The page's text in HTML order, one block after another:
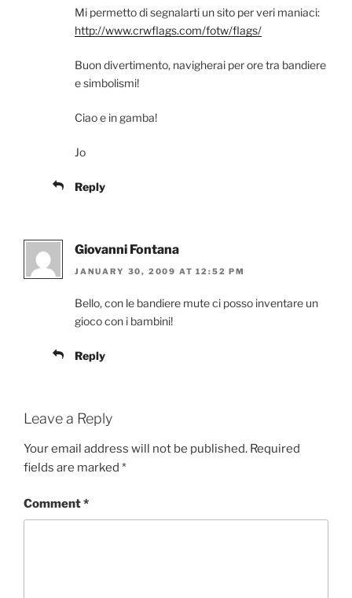
Mi permetto di segnalarti un sito per veri maniaci:
http://www.crwflags.com/fotw/flags/
Buon divertimento, navigherai per ore tra bandiere
e simbolismi!
Ciao e in gamba!
Jo
Reply
Giovanni Fontana
JANUARY 30, 2009 AT 12:52 PM
Bello, con le bandiere mute ci posso inventare un
gioco con i bambini!
Reply
Leave a Reply
Your email address will not be published. Required
fields are marked *
Comment*